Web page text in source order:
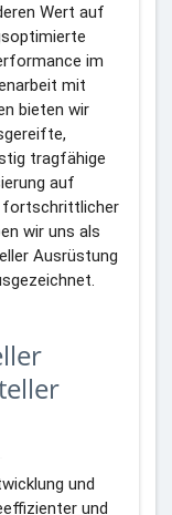
Wert auf
im
mit
bieten wir
tragfähige
auf
fortschrittlicher
wir uns als
Ausrüstung
und
und